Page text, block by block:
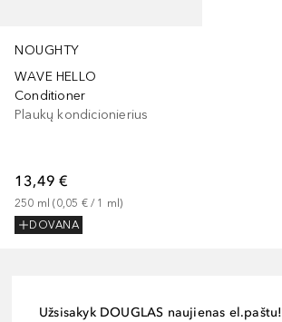
NOUGHTY
WAVE HELLO
Conditioner
Plaukų kondicionierius
13,49 €
250 ml (0,05 € / 1 ml)
DOVANA
Užsisakyk DOUGLAS naujienas el.paštu!